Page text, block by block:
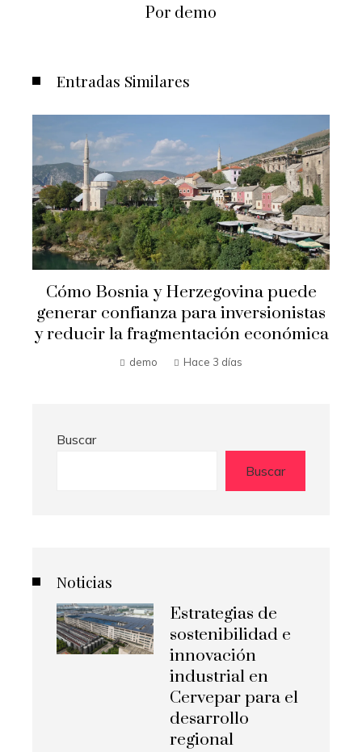
Por demo
Entradas Similares
Cómo Bosnia y Herzegovina puede
generar confianza para inversionistas
y reducir la fragmentación económica
demo Hace 3 días
Buscar
Buscar
Noticias
Estrategias de
sostenibilidad e
innovación
industrial en
Cervepar para el
desarrollo
regional